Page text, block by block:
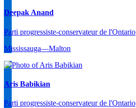
Deepak Anand
Parti progressiste-conservateur de l'Ontario
Mississauga—Malton
Aris Babikian
Parti progressiste-conservateur de l'Ontario